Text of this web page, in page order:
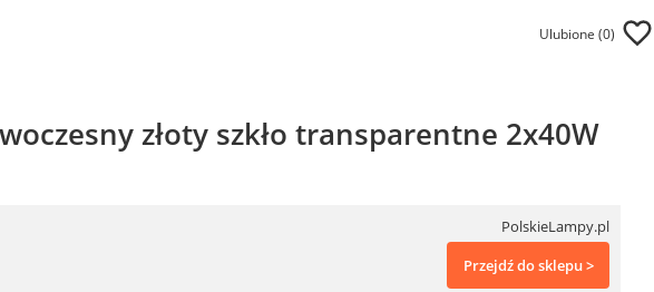
Ulubione (0)
złoty szkło transparentne 2x40W
PolskieLampy.pl
Przejdź do sklepu >